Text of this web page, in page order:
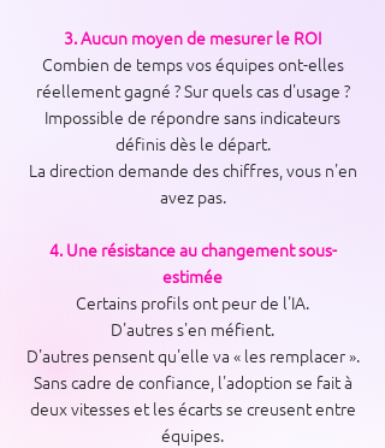
3. Aucun moyen de mesurer le ROI
Combien de temps vos équipes ont-elles
réellement gagné ? Sur quels cas d'usage ?
Impossible de répondre sans indicateurs
définis dès le départ.
La direction demande des chiffres, vous n'en
avez pas.
4. Une résistance au changement sous-
estimée
Certains profils ont peur de l'IA.
D'autres s'en méfient.
D'autres pensent qu'elle va « les remplacer ».
Sans cadre de confiance, l'adoption se fait à
deux vitesses et les écarts se creusent entre
équipes.